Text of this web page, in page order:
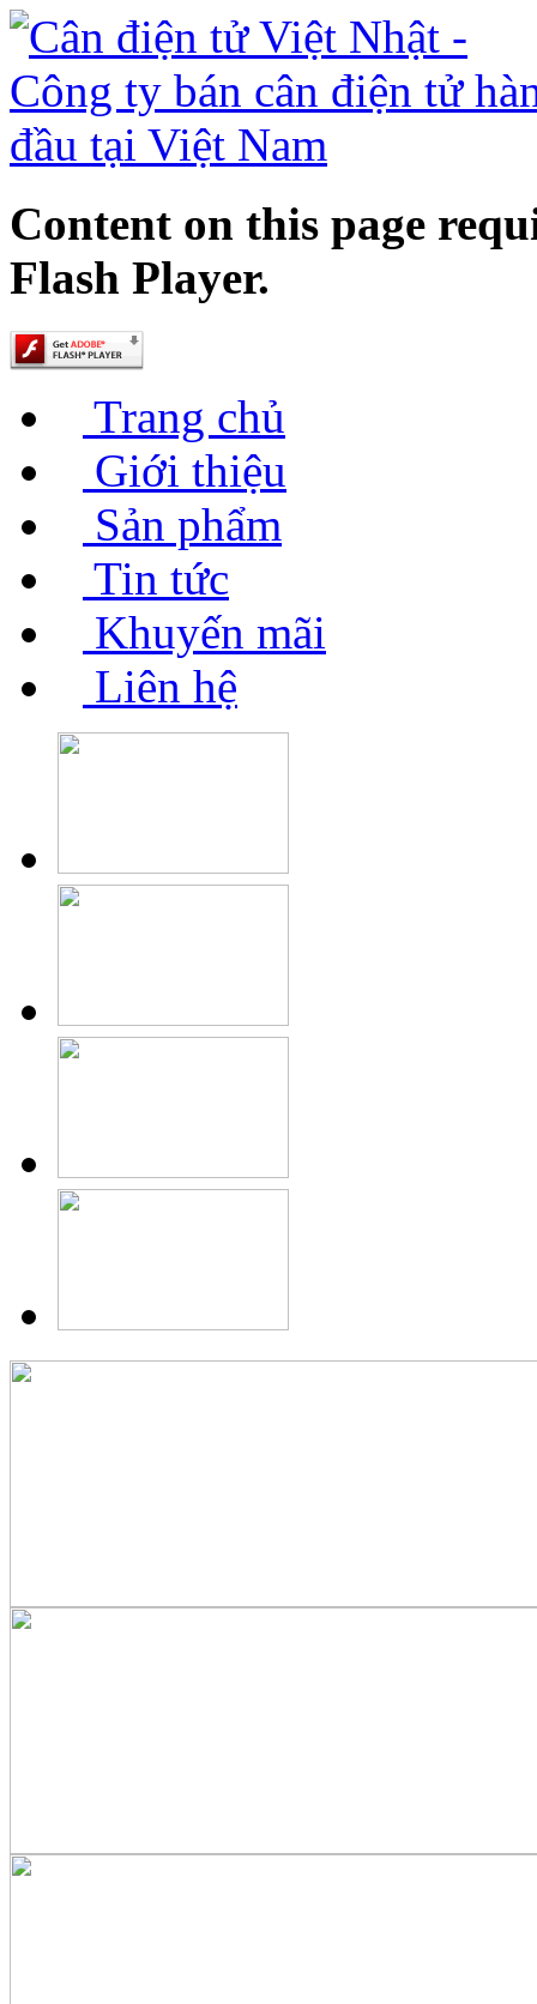
Content on this page
Flash Player.
Trang chủ
Giới thiệu
Sản phẩm
Tin tức
Khuyến mãi
Liên hệ